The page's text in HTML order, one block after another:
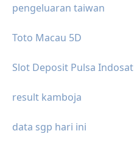
pengeluaran taiwan
Toto Macau 5D
Slot Deposit Pulsa Indosat
result kamboja
data sgp hari ini